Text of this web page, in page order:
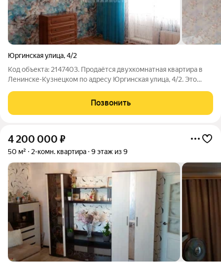
Юргинская улица,4/2
Код объекта: 2147403. Продаётся двухкомнатная квартира в
Ленинске-Кузнецком по адресу Юргинская улица, 4/2. Это
Квартира расположена на втором этаже девятиэтажного
панельного дома 1995 года
Позвонить
4 200 000 ₽
50 м² 2-комн. квартира 9 этаж из 9